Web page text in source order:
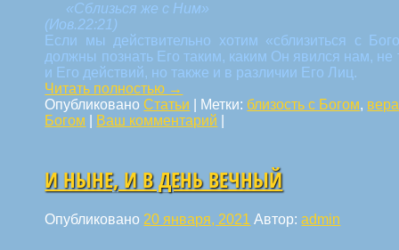
«Сблизься же с Ним»
(Иов.22:21)
Если мы действительно хотим «сблизиться с
должны познать Его таким, каким Он явился нам, не
и Его действий, но также и в различии Его Лиц.
Читать полностью →
ОпубликованоСтатьи Метки: близость с Богом, вера
Богом
Ваш комментарий
И НЫНЕ, И В ДЕНЬ ВЕЧНЫЙ
Опубликовано 20 января, 2021 Автор:admin